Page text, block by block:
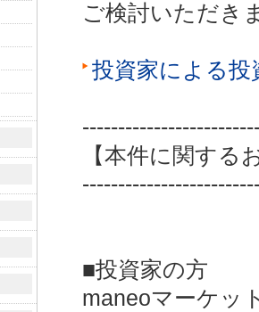
ご検討いただき
投資家による
【本件に関する
■投資家の方
maneoマーケッ